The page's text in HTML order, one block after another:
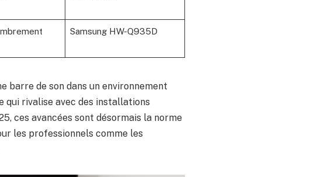
Samsung HW-Q935D
barre de son dans un environnement
qui rivalise avec des installations
ces avancées sont désormais la norme
les professionnels comme les